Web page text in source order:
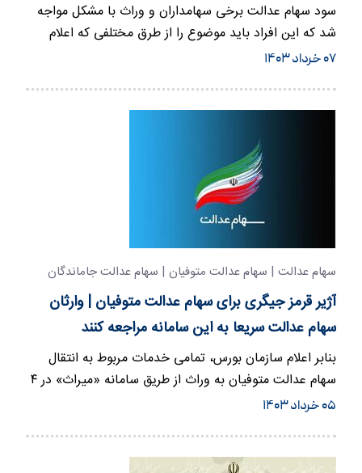
سود سهام عدالت برخی سهامداران و وراث با مشکل مواجه
شد که این افراد باید موضوع را از طرق مختلفی که اعلام
شده پیگیری کنن…
۰۷ خرداد ۱۴۰۳
سهام عدالت | سهام عدالت متوفیان | سهام عدالت جاماندگان
آژیر قرمز جیگری برای سهام عدالت متوفیان | وارثان
سهام عدالت سریعا به این سامانه مراجعه کنند
بنابر اعلام سازمان بورس، تمامی خدمات مربوط به انتقال
سهام عدالت متوفیان به وراث از طریق سامانه «میراث» در ۴
بانک و ۴۴…
۰۵ خرداد ۱۴۰۳